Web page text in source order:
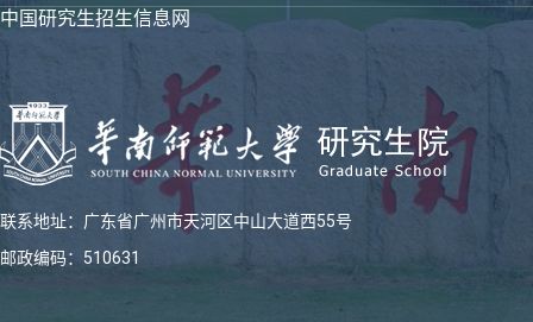
中国研究生招生信息网
联系地址：广东省广州市天河区中山大道西55号
邮政编码：510631